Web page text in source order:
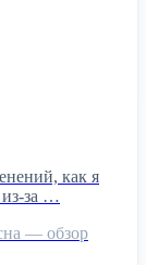
как я
из-за …
— обзор